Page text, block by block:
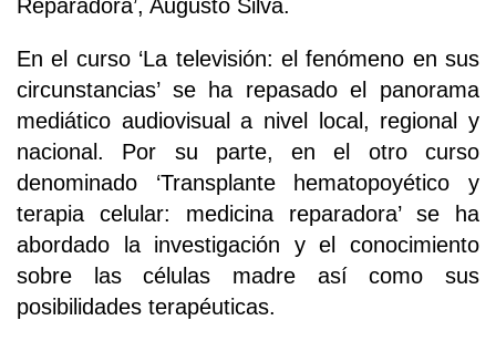
Reparadora’, Augusto Silva.
En el curso ‘La televisión: el fenómeno en sus
circunstancias’ se ha repasado el panorama
mediático audiovisual a nivel local, regional y
nacional. Por su parte, en el otro curso
denominado ‘Transplante hematopoyético y
terapia celular: medicina reparadora’ se ha
abordado la investigación y el conocimiento
sobre las células madre así como sus
posibilidades terapéuticas.